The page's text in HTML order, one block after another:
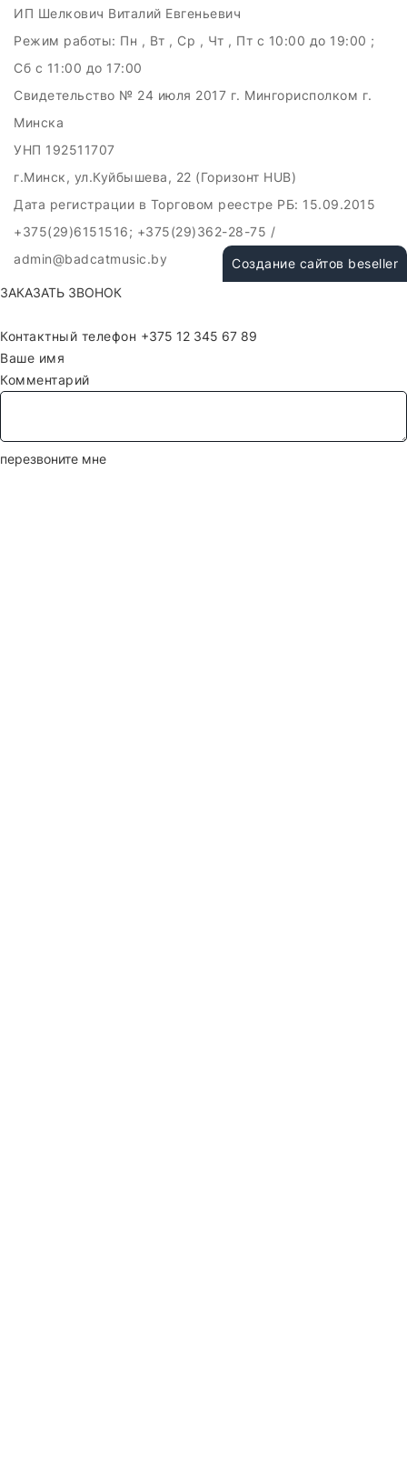
ИП Шелкович Виталий Евгеньевич
Режим работы: Пн , Вт , Ср , Чт , Пт c 10:00 до 19:00 ;
Сб c 11:00 до 17:00
Свидетельство № 24 июля 2017 г. Мингорисполком г.
Минска
УНП 192511707
г.Минск, ул.Куйбышева, 22 (Горизонт HUB)
Дата регистрации в Торговом реестре РБ: 15.09.2015
+375(29)6151516; +375(29)362-28-75 /
admin@badcatmusic.by
Создание сайтов beseller
ЗАКАЗАТЬ ЗВОНОК
Контактный телефон
Ваше имя
Комментарий
перезвоните мне